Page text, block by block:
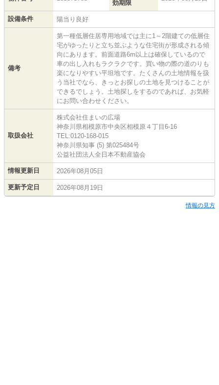
効期限
設備条件 陽当り良好
備考
第一種低層住居専用地域では主に1～2階建ての低層住
宅がゆったりと立ち並ぶような住宅街が形成される傾
向にあります。前面道路6m以上は確保しているので
車の出し入れもラクラクです。買い物の際の道のりも
楽になりやすい平坦地です。たくさんの土地情報を扱
う当社でなら、きっとお探しの土地を見つけることが
できるでしょう。土地探しをするのであれば、お気軽
にお問い合わせください。
取扱会社
株式会社住まいの広場
神奈川県相模原市中央区相模原４丁目6-16
TEL:0120-168-015
神奈川県知事 (5) 第025484号
公益社団法人全日本不動産協会
情報更新日 2026年08月05日
更新予定日 2026年08月19日
情報の見方